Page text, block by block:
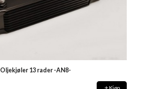
Oljekjøler 13 rader -AN8-
Kjøp